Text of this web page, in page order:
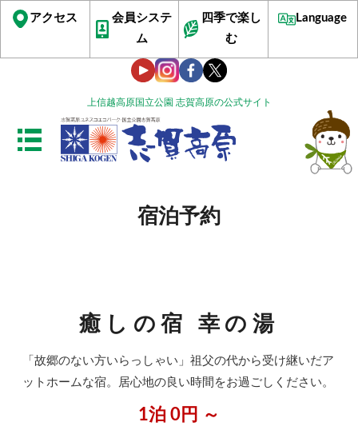
上信越高原国立公園 志賀高原の公式サイト
アクセス
会員システ
ム
四季で楽し
む
Language
宿泊予約
癒しの宿 幸の湯
「故郷のない方いらっしゃい」祖父の代から受け継いだア
ットホームな宿。居心地の良い時間をお過ごしください。
1泊 0円 ～